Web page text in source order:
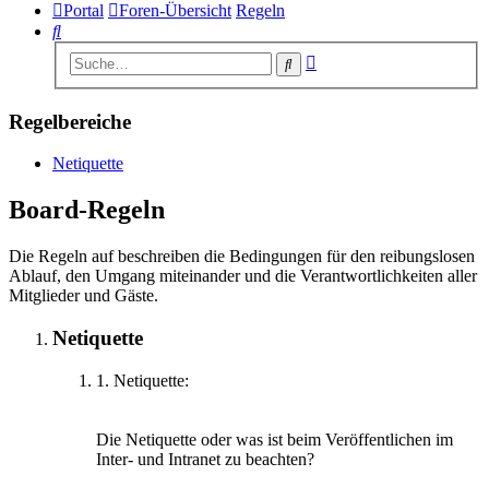
Portal Foren-Übersicht Regeln
Suche
Suche
Regelbereiche
Netiquette
Board-Regeln
Die Regeln auf beschreiben die Bedingungen für den reibungslosen
Ablauf, den Umgang miteinander und die Verantwortlichkeiten aller
Mitglieder und Gäste.
Netiquette
1. Netiquette:
Die Netiquette oder was ist beim Veröffentlichen im
Inter- und Intranet zu beachten?